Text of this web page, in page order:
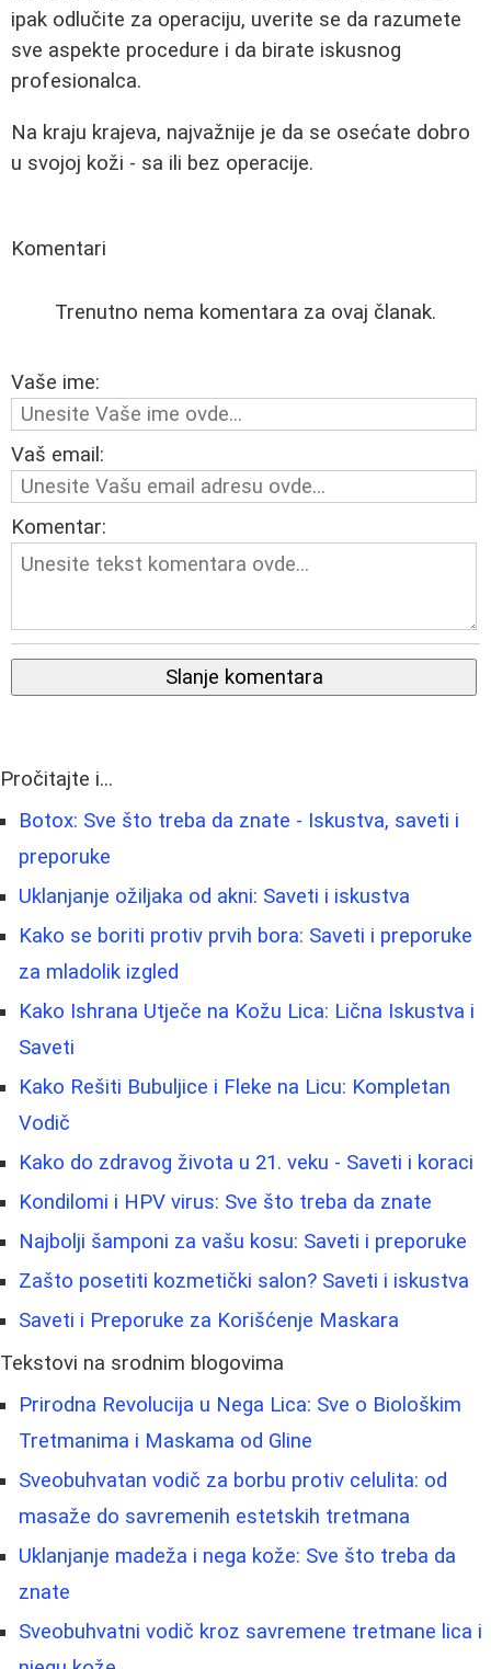
ipak odlučite za operaciju, uverite se da razumete
sve aspekte procedure i da birate iskusnog
profesionalca.
Na kraju krajeva, najvažnije je da se osećate dobro
u svojoj koži - sa ili bez operacije.
Komentari
Trenutno nema komentara za ovaj članak.
Vaše ime:
Vaš email:
Komentar:
Slanje komentara
Pročitajte i...
Botox: Sve što treba da znate - Iskustva, saveti i
preporuke
Uklanjanje ožiljaka od akni: Saveti i iskustva
Kako se boriti protiv prvih bora: Saveti i preporuke
za mladolik izgled
Kako Ishrana Utječe na Kožu Lica: Lična Iskustva i
Saveti
Kako Rešiti Bubuljice i Fleke na Licu: Kompletan
Vodič
Kako do zdravog života u 21. veku - Saveti i koraci
Kondilomi i HPV virus: Sve što treba da znate
Najbolji šamponi za vašu kosu: Saveti i preporuke
Zašto posetiti kozmetički salon? Saveti i iskustva
Saveti i Preporuke za Korišćenje Maskara
Tekstovi na srodnim blogovima
Prirodna Revolucija u Nega Lica: Sve o Biološkim
Tretmanima i Maskama od Gline
Sveobuhvatan vodič za borbu protiv celulita: od
masaže do savremenih estetskih tretmana
Uklanjanje madeža i nega kože: Sve što treba da
znate
Sveobuhvatni vodič kroz savremene tretmane lica i